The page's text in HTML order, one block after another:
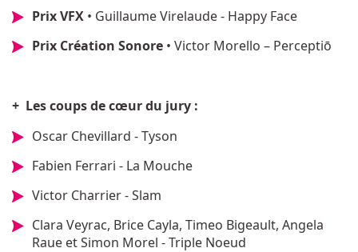
Prix VFX • Guillaume Virelaude - Happy Face
Prix Création Sonore • Victor Morello – Perceptiō
+ Les coups de cœur du jury :
Oscar Chevillard - Tyson
Fabien Ferrari - La Mouche
Victor Charrier - Slam
Clara Veyrac, Brice Cayla, Timeo Bigeault, Angela
Raue et Simon Morel - Triple Noeud